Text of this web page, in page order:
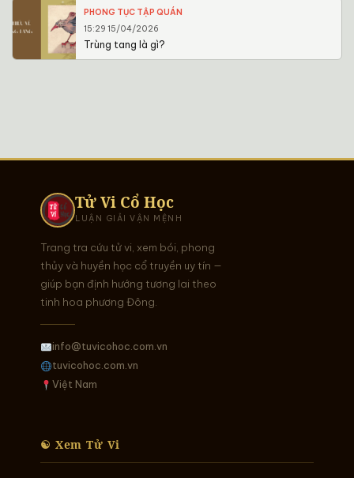
PHONG TỤC TẬP QUÁN
15:29 15/04/2026
Trùng tang là gì?
Tử Vi Cổ Học
LUẬN GIẢI VẬN MỆNH
Trang tra cứu tử vi, xem bói, phong
thủy và huyền học cổ truyền uy tín —
giúp bạn định hướng tương lai theo
tinh hoa phương Đông.
info@tuvicohoc.com.vn
tuvicohoc.com.vn
Việt Nam
☯ Xem Tử Vi